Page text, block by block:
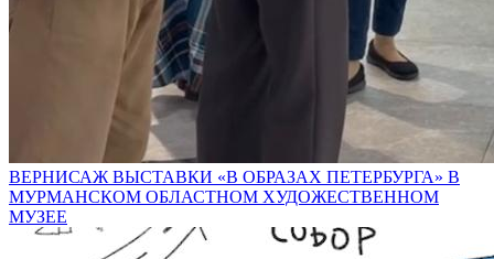
ВЕРНИСАЖ ВЫСТАВКИ «В ОБРАЗАХ ПЕТЕРБУРГА» В
МУРМАНСКОМ ОБЛАСТНОМ ХУДОЖЕСТВЕННОМ
МУЗЕЕ